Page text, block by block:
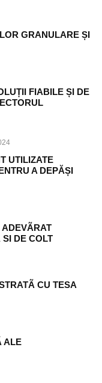
GRANULARE ȘI
FIABILE ȘI DE
UTILIZATE
A DEPĂȘI
DE COLT
CU TESA
ALE